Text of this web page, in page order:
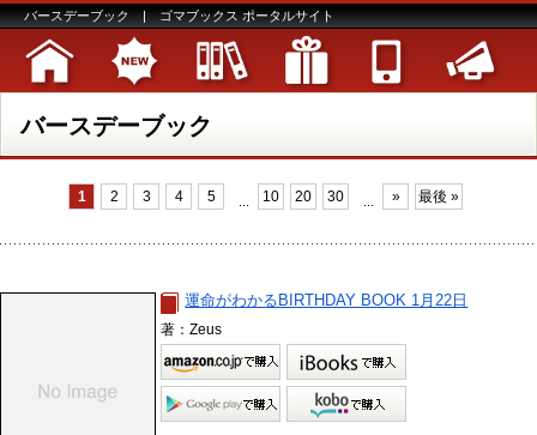
バースデーブック | ゴマブックス ポータルサイト
バースデーブック
1 2 3 4 5 10 20 30 » 最後 »
運命がわかるBIRTHDAY BOOK 1月22日
著：Zeus